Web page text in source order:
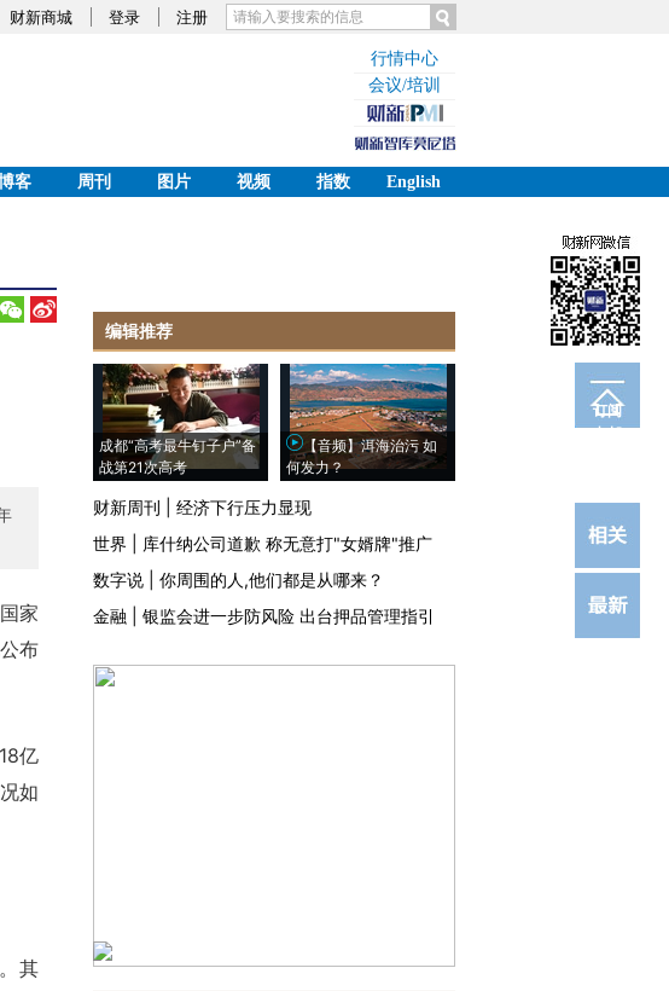
财新商城 登录 注册
行情中心
会议/培训
客 周刊 图片 视频 指数
English
订阅
电邮
家
布
亿
如
其
编辑推荐
成都“高考最牛钉子户”备
战第21次高考
【音频】洱海治污 如
何发力？
财新周刊
经济下行压力显现
世界
库什纳公司道歉 称无意打"女婿牌"推广
数字说
你周围的人,他们都是从哪来？
金融
银监会进一步防风险 出台押品管理指引